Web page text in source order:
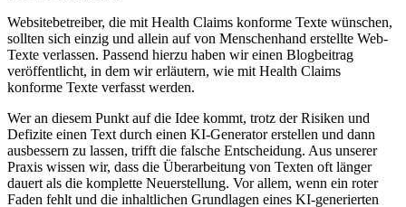
Websitebetreiber, die mit Health Claims konforme Texte wünschen,
sollten sich einzig und allein auf von Menschenhand erstellte Web-
Texte verlassen. Passend hierzu haben wir einen Blogbeitrag
veröffentlicht, in dem wir erläutern, wie mit Health Claims
konforme Texte verfasst werden.
Wer an diesem Punkt auf die Idee kommt, trotz der Risiken und
Defizite einen Text durch einen KI-Generator erstellen und dann
ausbessern zu lassen, trifft die falsche Entscheidung. Aus unserer
Praxis wissen wir, dass die Überarbeitung von Texten oft länger
dauert als die komplette Neuerstellung. Vor allem, wenn ein roter
Faden fehlt und die inhaltlichen Grundlagen eines KI-generierten